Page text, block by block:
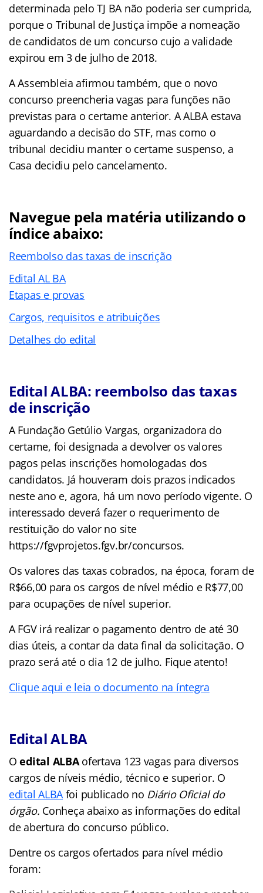
determinada pelo TJ BA não poderia ser cumprida,
porque o Tribunal de Justiça impõe a nomeação
de candidatos de um concurso cujo a validade
expirou em 3 de julho de 2018.
A Assembleia afirmou também, que o novo
concurso preencheria vagas para funções não
previstas para o certame anterior. A ALBA estava
aguardando a decisão do STF, mas como o
tribunal decidiu manter o certame suspenso, a
Casa decidiu pelo cancelamento.
Navegue pela matéria utilizando o
índice abaixo:
Reembolso das taxas de inscrição
Edital AL BA
Etapas e provas
Cargos, requisitos e atribuições
Detalhes do edital
Edital ALBA: reembolso das taxas
de inscrição
A Fundação Getúlio Vargas, organizadora do
certame, foi designada a devolver os valores
pagos pelas inscrições homologadas dos
candidatos. Já houveram dois prazos indicados
neste ano e, agora, há um novo período vigente. O
interessado deverá fazer o requerimento de
restituição do valor no site
https://fgvprojetos.fgv.br/concursos.
Os valores das taxas cobrados, na época, foram de
R$66,00 para os cargos de nível médio e R$77,00
para ocupações de nível superior.
A FGV irá realizar o pagamento dentro de até 30
dias úteis, a contar da data final da solicitação. O
prazo será até o dia 12 de julho. Fique atento!
Clique aqui e leia o documento na íntegra
Edital ALBA
Oedital ALBA ofertava 123 vagas para diversos
cargos de níveis médio, técnico e superior. O
edital ALBA foi publicado no Diário Oficial do
órgão. Conheça abaixo as informações do edital
de abertura do concurso público.
Dentre os cargos ofertados para nível médio
foram: